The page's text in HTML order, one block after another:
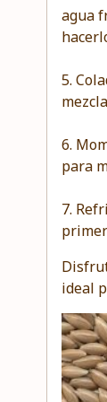
agua
5.
6.
para
7.
ideal